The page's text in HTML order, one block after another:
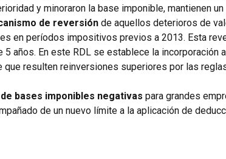
y minoraron la base imponible, mantienen
de reversión de aquellos deterioros de
en períodos impositivos previos a 2013. Esta
años. En este RDL se establece la incorporación
resulten reinversiones superiores por las
bases imponibles negativas para grandes
de un nuevo límite a la aplicación de